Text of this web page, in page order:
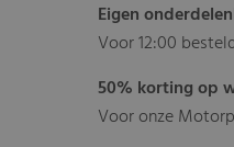
Eigen
Voor 12:00
50% korting op
Voor onze